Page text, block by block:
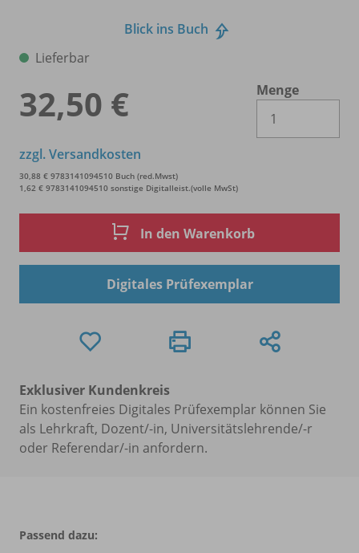
Blick ins Buch
Lieferbar
32,50 €
Menge
zzgl. Versandkosten
30,88 € 9783141094510 Buch (red.Mwst)
1,62 € 9783141094510 sonstige Digitalleist.(volle MwSt)
In den Warenkorb
Digitales Prüfexemplar
Exklusiver Kundenkreis
Ein kostenfreies Digitales Prüfexemplar können Sie
als Lehrkraft, Dozent/-in, Universitätslehrende/-r
oder Referendar/-in anfordern.
Passend dazu: